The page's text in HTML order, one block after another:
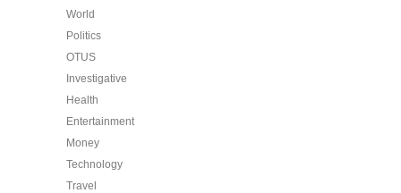
World
Politics
OTUS
Investigative
Health
Entertainment
Money
Technology
Travel